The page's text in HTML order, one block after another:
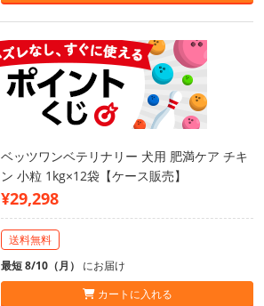
ベッツワンベテリナリー 犬用 肥満ケア チキ
ン 小粒 1kg×12袋【ケース販売】
¥29,298
送料無料
最短 8/10（月） にお届け
カートに入れる